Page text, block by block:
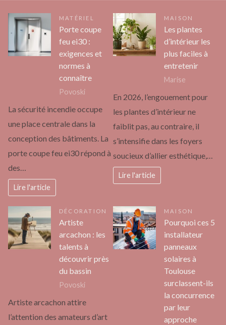
MATÉRIEL
Porte coupe
feu ei30 :
exigences et
normes à
connaître
Povoski
La sécurité incendie occupe
une place centrale dans la
conception des bâtiments. La
porte coupe feu ei30 répond à
des…
Lire l'article
MAISON
Les plantes
d’intérieur les
plus faciles à
entretenir
Marise
En 2026, l’engouement pour
les plantes d’intérieur ne
faiblit pas, au contraire, il
s’intensifie dans les foyers
soucieux d’allier esthétique,…
Lire l'article
DÉCORATION
Artiste
arcachon : les
talents à
découvrir près
du bassin
Povoski
Artiste arcachon attire
l’attention des amateurs d’art
MAISON
Pourquoi ces 5
installateur
panneaux
solaires à
Toulouse
surclassent-ils
la concurrence
par leur
approche